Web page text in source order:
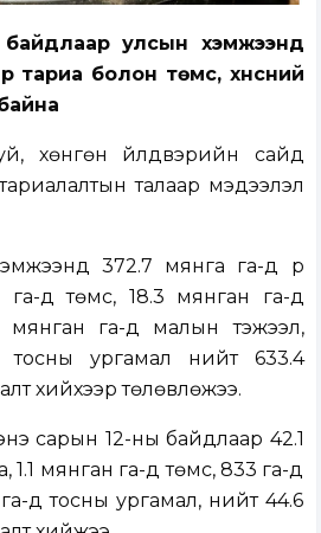
улсын хэмжээнд
тариа болон төмс, хүнсний
хөнгөн үйлдвэрийн сайд
талаар мэдээлэл
372.7 мянга га-д үр
га-д төмс, 18.3 мянган га-д
мянган га-д малын тэжээл,
тосны ургамал нийт 633.4
хийхээр төлөвлөжээ.
сарын 12-ны байдлаар 42.1
1.1 мянган га-д төмс, 833 га-д
д тосны ургамал, нийт 44.6